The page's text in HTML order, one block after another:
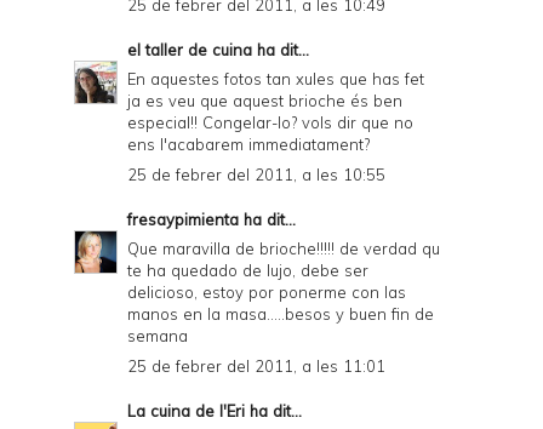
25 de febrer del 2011, a les 10:49
el taller de cuina ha dit...
En aquestes fotos tan xules que has fet
ja es veu que aquest brioche és ben
especial!! Congelar-lo? vols dir que no
ens l'acabarem immediatament?
25 de febrer del 2011, a les 10:55
fresaypimienta ha dit...
Que maravilla de brioche!!!!! de verdad qu
te ha quedado de lujo, debe ser
delicioso, estoy por ponerme con las
manos en la masa.....besos y buen fin de
semana
25 de febrer del 2011, a les 11:01
La cuina de l'Eri ha dit...